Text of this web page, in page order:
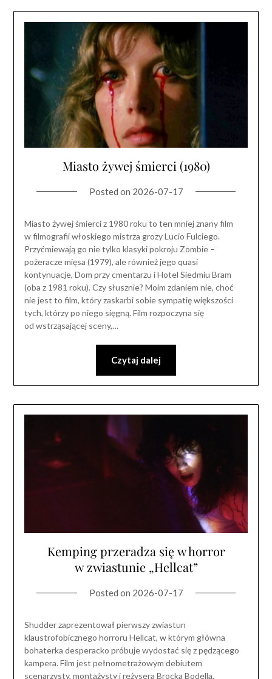
Miasto żywej śmierci (1980)
Posted on 2026-07-17
Miasto żywej śmierci z 1980 roku to ten mniej znany film
w filmografii włoskiego mistrza grozy Lucio Fulciego.
Przyćmiewają go nie tylko klasyki pokroju Zombie –
pożeracze mięsa (1979), ale również jego quasi
kontynuacje, Dom przy cmentarzu i Hotel Siedmiu Bram
(oba z 1981 roku). Czy słusznie? Moim zdaniem nie, choć
nie jest to film, który zaskarbi sobie sympatię większości
tych, którzy po niego sięgną. Film rozpoczyna się
od wstrząsającej sceny,…
Czytaj dalej
Kemping przeradza się w horror
w zwiastunie „Hellcat”
Posted on 2026-07-17
Shudder zaprezentował pierwszy zwiastun
klaustrofobicznego horroru Hellcat, w którym główna
bohaterka desperacko próbuje wydostać się z pędzącego
kampera. Film jest pełnometrażowym debiutem
scenarzysty, montażysty i reżysera Brocka Bodella,